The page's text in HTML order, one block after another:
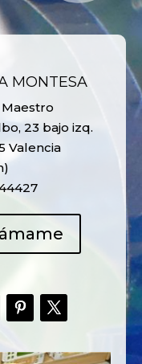
MONTESA
23 bajo izq.
Valencia